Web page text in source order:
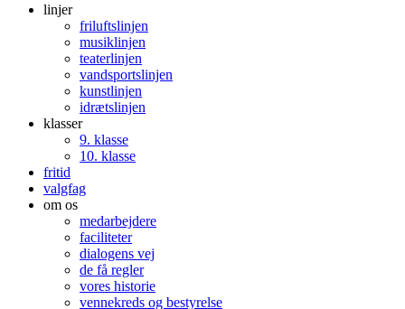
linjer
friluftslinjen
musiklinjen
teaterlinjen
vandsportslinjen
kunstlinjen
idrætslinjen
klasser
9. klasse
10. klasse
fritid
valgfag
om os
medarbejdere
faciliteter
dialogens vej
de få regler
vores historie
vennekreds og bestyrelse